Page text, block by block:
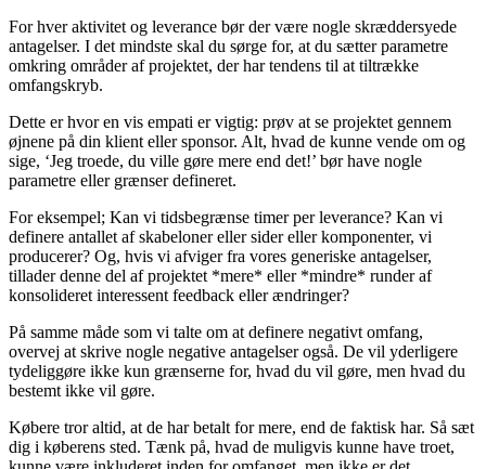
For hver aktivitet og leverance bør der være nogle skræddersyede
antagelser. I det mindste skal du sørge for, at du sætter parametre
omkring områder af projektet, der har tendens til at tiltrække
omfangskryb.
Dette er hvor en vis empati er vigtig: prøv at se projektet gennem
øjnene på din klient eller sponsor. Alt, hvad de kunne vende om og
sige, ‘Jeg troede, du ville gøre mere end det!’ bør have nogle
parametre eller grænser defineret.
For eksempel; Kan vi tidsbegrænse timer per leverance? Kan vi
definere antallet af skabeloner eller sider eller komponenter, vi
producerer? Og, hvis vi afviger fra vores generiske antagelser,
tillader denne del af projektet *mere* eller *mindre* runder af
konsolideret interessent feedback eller ændringer?
På samme måde som vi talte om at definere negativt omfang,
overvej at skrive nogle negative antagelser også. De vil yderligere
tydeliggøre ikke kun grænserne for, hvad du vil gøre, men hvad du
bestemt ikke vil gøre.
Købere tror altid, at de har betalt for mere, end de faktisk har. Så sæt
dig i køberens sted. Tænk på, hvad de muligvis kunne have troet,